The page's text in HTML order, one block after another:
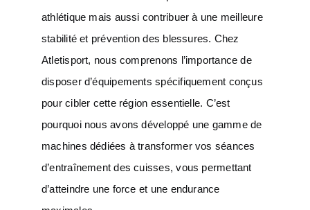
athlétique mais aussi contribuer à une meilleure
stabilité et prévention des blessures. Chez
Atletisport, nous comprenons l’importance de
disposer d’équipements spécifiquement conçus
pour cibler cette région essentielle. C’est
pourquoi nous avons développé une gamme de
machines dédiées à transformer vos séances
d’entraînement des cuisses, vous permettant
d’atteindre une force et une endurance